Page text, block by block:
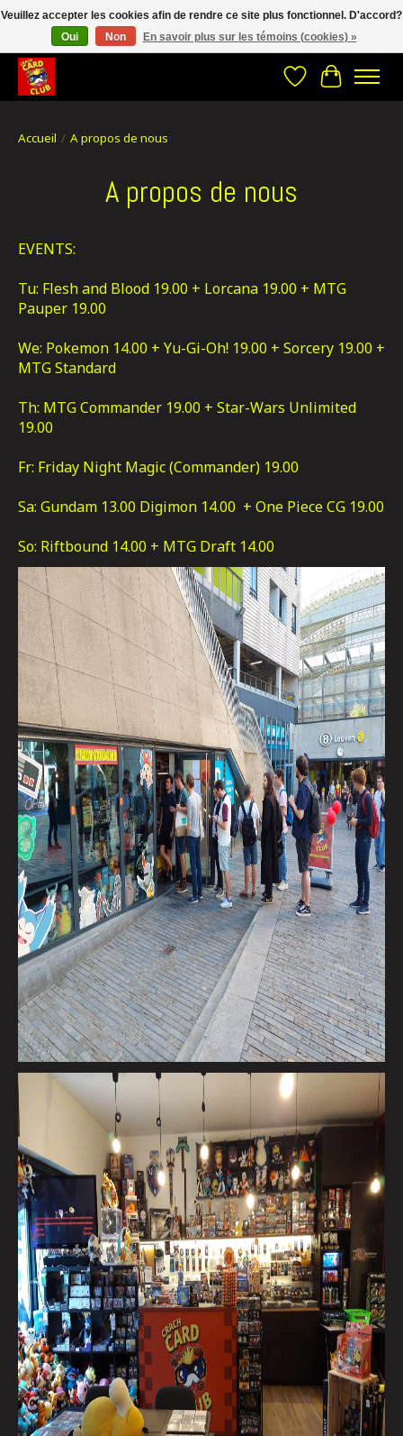
CRACH CARD CLUB , The best place to Geek out!
Liste dePanier
Accueil / A propos de nous
A propos de nous
EVENTS:
Tu: Flesh and Blood 19.00 + Lorcana 19.00 + MTG
Pauper 19.00
We: Pokemon 14.00 + Yu-Gi-Oh! 19.00 + Sorcery 19.00 +
MTG Standard
Th: MTG Commander 19.00 + Star-Wars Unlimited
19.00
Fr: Friday Night Magic (Commander) 19.00
Sa: Gundam 13.00 Digimon 14.00 + One Piece CG 19.00
So: Riftbound 14.00 + MTG Draft 14.00
Veuillez accepter les cookies afin de rendre ce site plus fonctionnel. D'accord?
Oui
Non En savoir plus sur les témoins (cookies) »